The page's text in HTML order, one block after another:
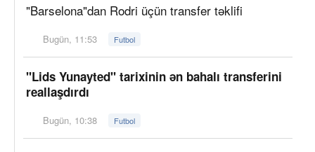
"Barselona"dan Rodri üçün transfer təklifi
Bugün, 11:53 Futbol
"Lids Yunayted" tarixinin ən bahalı transferini
reallaşdırdı
Bugün, 10:38 Futbol